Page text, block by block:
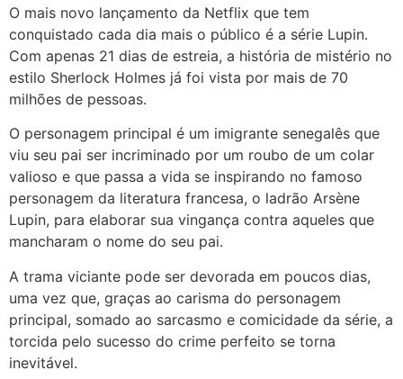
O mais novo lançamento da Netflix que tem
conquistado cada dia mais o público é a série Lupin.
Com apenas 21 dias de estreia, a história de mistério no
estilo Sherlock Holmes já foi vista por mais de 70
milhões de pessoas.
O personagem principal é um imigrante senegalês que
viu seu pai ser incriminado por um roubo de um colar
valioso e que passa a vida se inspirando no famoso
personagem da literatura francesa, o ladrão Arsène
Lupin, para elaborar sua vingança contra aqueles que
mancharam o nome do seu pai.
A trama viciante pode ser devorada em poucos dias,
uma vez que, graças ao carisma do personagem
principal, somado ao sarcasmo e comicidade da série, a
torcida pelo sucesso do crime perfeito se torna
inevitável.